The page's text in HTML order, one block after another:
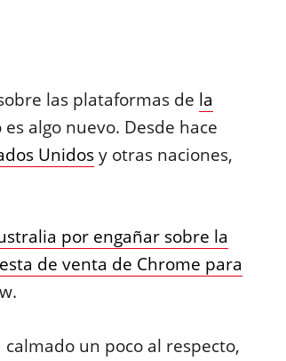
las plataformas de la
algo nuevo. Desde hace
Unidosy otras naciones,
por engañar sobre la
de venta de Chrome para
un poco al respecto,